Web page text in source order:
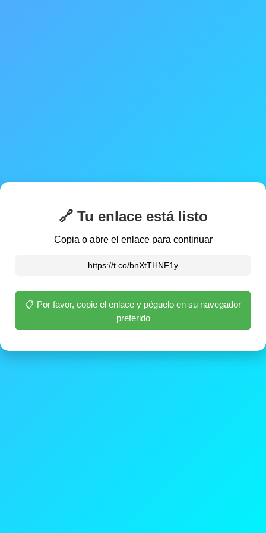
🔗 Tu enlace está listo
Copia o abre el enlace para continuar
https://t.co/bnXtTHNF1y
📋 Por favor, copie el enlace y péguelo en su navegador
preferido